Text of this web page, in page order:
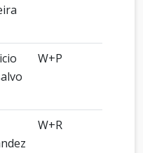
W+P
W+R